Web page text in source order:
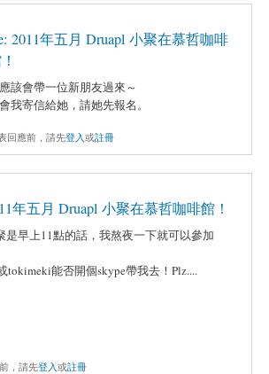
2011年五月 Druapl 小聚在慕哲咖啡
該會帶一位新朋友過來～
我寄信給她，請她先報名。
回應前，請先登入或註冊
年五月 Druapl 小聚在慕哲咖啡館！
是早上11點的話，我熬夜一下就可以參加
tokimeki能否開個skype帶我去！Plz....
，請先登入或註冊